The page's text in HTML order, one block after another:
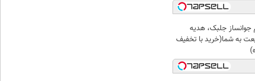
جوانساز جلبک، هدیه
به شما(خرید با تخفیف